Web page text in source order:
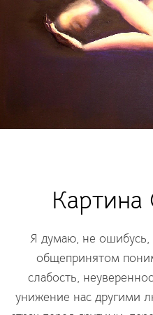
Я думаю, не ошибусь,
общепринятом
слабость,
унижение нас другими